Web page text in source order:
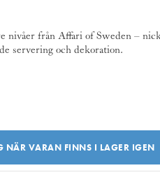
nivåer från Affari of Sweden –
servering och dekoration.
NÄR VARAN FINNS I LAGER IGEN